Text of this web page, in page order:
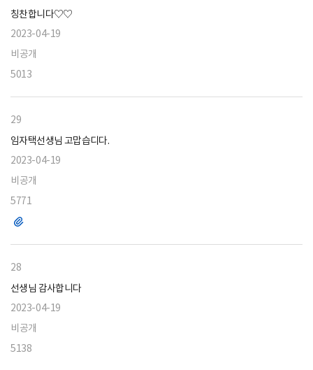
칭찬합니다♡♡
2023-04-19
비공개
5013
29
임자택선생님 고맙습디다.
2023-04-19
비공개
5771
파
28
선생님 감사합니다
2023-04-19
비공개
5138